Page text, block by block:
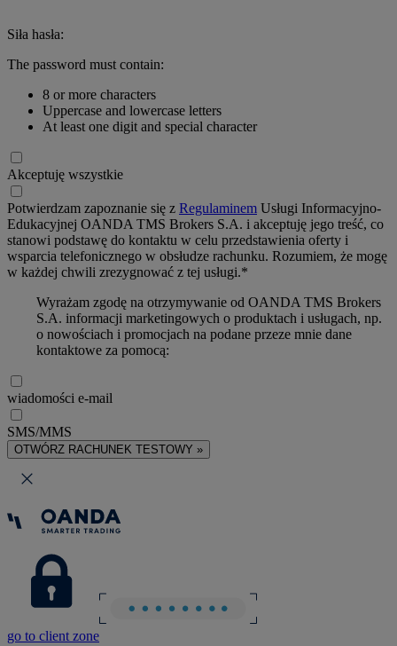
Siła hasła:
The password must contain:
8 or more characters
Uppercase and lowercase letters
At least one digit and special character
Akceptuję wszystkie
Potwierdzam zapoznanie się z Regulaminem Usługi Informacyjno-
Edukacyjnej OANDA TMS Brokers S.A. i akceptuję jego treść, co
stanowi podstawę do kontaktu w celu przedstawienia oferty i
wsparcia telefonicznego w obsłudze rachunku. Rozumiem, że mogę
w każdej chwili zrezygnować z tej usługi.*
Wyrażam zgodę na otrzymywanie od OANDA TMS Brokers
S.A. informacji marketingowych o produktach i usługach, np.
o nowościach i promocjach na podane przeze mnie dane
kontaktowe za pomocą:
wiadomości e-mail
SMS/MMS
OTWÓRZ RACHUNEK TESTOWY »
go to client zone